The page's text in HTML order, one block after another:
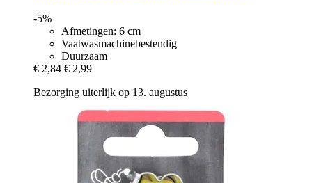
-5%
Afmetingen: 6 cm
Vaatwasmachinebestendig
Duurzaam
€ 2,84 € 2,99
Bezorging uiterlijk op 13. augustus